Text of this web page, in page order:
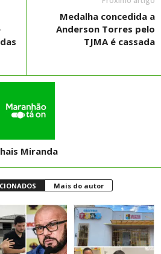
Medalha concedida a
Anderson Torres pelo
TJMA é cassada
Miranda
Mais do autor